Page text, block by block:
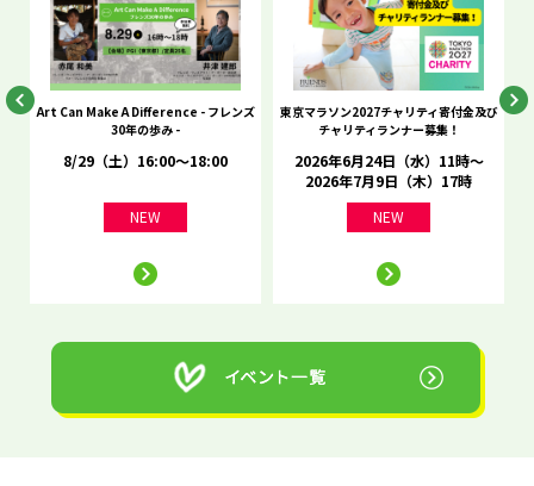
Art Can Make A Difference - フレンズ
30年の歩み -
8/29（土）16:00～18:00
NEW
東京マラソン2027チャリティ寄付金及び
チャリティランナー募集！
2026年6月24日（水）11時～
2026年7月9日（木）17時
NEW